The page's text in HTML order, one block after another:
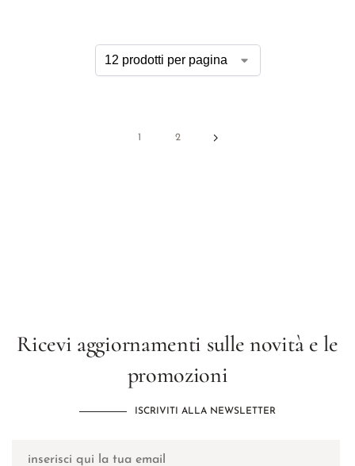
1 2
Ricevi aggiornamenti sulle novità e le
promozioni
ISCRIVITI ALLA NEWSLETTER